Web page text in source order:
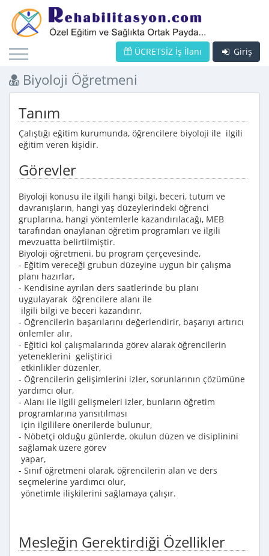
Giriş
ÜCRETSİZ İş İlanı
Biyoloji Öğretmeni
Tanım
Çalıştığı eğitim kurumunda, öğrencilere biyoloji ile ilgili
eğitim veren kişidir.
Görevler
Biyoloji konusu ile ilgili hangi bilgi, beceri, tutum ve
davranışların, hangi yaş düzeylerindeki öğrenci
gruplarına, hangi yöntemlerle kazandırılacağı, MEB
tarafından onaylanan öğretim programları ve ilgili
mevzuatta belirtilmiştir.
Biyoloji öğretmeni, bu program çerçevesinde,
- Eğitim vereceği grubun düzeyine uygun bir çalışma
planı hazırlar,
- Kendisine ayrılan ders saatlerinde bu planı
uygulayarak öğrencilere alanı ile
ilgili bilgi ve beceri kazandırır,
- Öğrencilerin başarılarını değerlendirir, başarıyı artırıcı
önlemler alır,
- Eğitici kol çalışmalarında görev alarak öğrencilerin
yeteneklerini geliştirici
etkinlikler düzenler,
- Öğrencilerin gelişimlerini izler, sorunlarının çözümüne
yardımcı olur,
- Alanı ile ilgili gelişmeleri izler, bunların öğretim
programlarına yansıtılması
için ilgililere önerilerde bulunur,
- Nöbetçi olduğu günlerde, okulun düzen ve disiplinini
sağlamak üzere görev
yapar,
- Sınıf öğretmeni olarak, öğrencilerin alan ve ders
seçmelerine yardımcı olur,
yönetimle ilişkilerini sağlamaya çalışır.
Mesleğin Gerektirdiği Özellikler